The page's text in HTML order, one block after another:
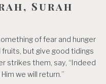
Surah
of fear and hunger
fruits, but give good tidings
strikes them, say, “Indeed
we will return.”